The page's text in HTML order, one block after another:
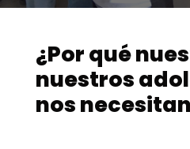
¿Por qué
nuestros
nos